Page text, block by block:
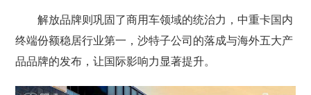
解放品牌则巩固了商用车领域的统治力，中重卡国内
终端份额稳居行业第一，沙特子公司的落成与海外五大产
品品牌的发布，让国际影响力显著提升。